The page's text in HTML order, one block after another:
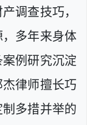
调查技巧，
多年来身体
例研究沉淀
律师擅长巧
多措并举的